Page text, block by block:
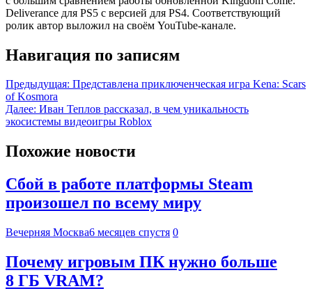
Deliverance для PS5 с версией для PS4. Соответствующий
ролик автор выложил на своём YouTube-канале.
Навигация по записям
Предыдущая: Представлена приключенческая игра Kena: Scars
of Kosmora
Далее: Иван Теплов рассказал, в чем уникальность
экосистемы видеоигры Roblox
Похожие новости
Сбой в работе платформы Steam
произошел по всему миру
Вечерняя Москва6 месяцев спустя 0
Почему игровым ПК нужно больше
8 ГБ VRAM?